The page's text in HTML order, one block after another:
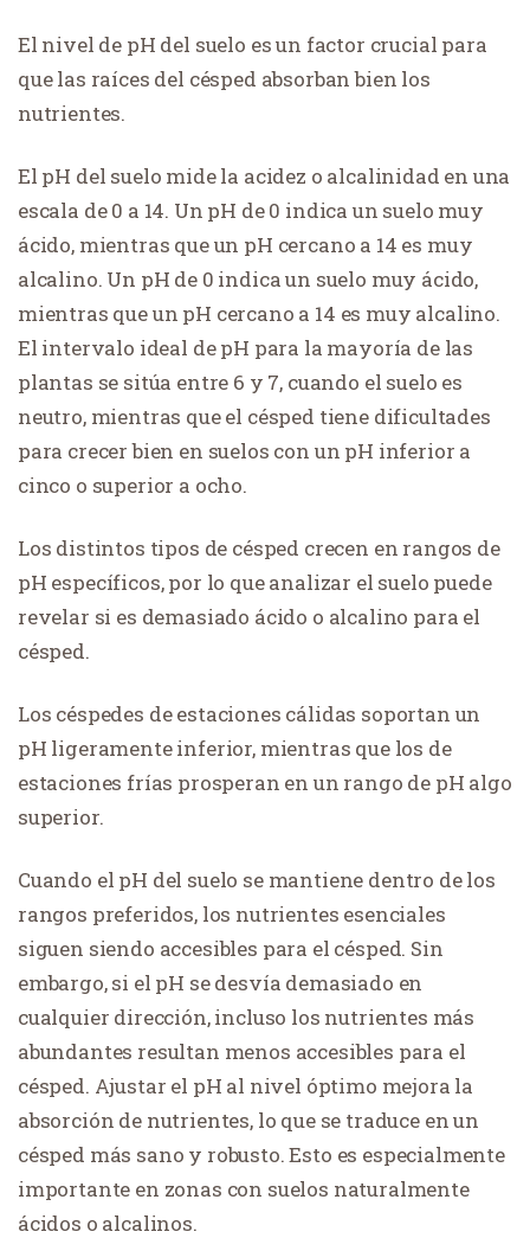
El nivel de pH del suelo es un factor crucial para
que las raíces del césped absorban bien los
nutrientes.
El pH del suelo mide la acidez o alcalinidad en una
escala de 0 a 14. Un pH de 0 indica un suelo muy
ácido, mientras que un pH cercano a 14 es muy
alcalino. Un pH de 0 indica un suelo muy ácido,
mientras que un pH cercano a 14 es muy alcalino.
El intervalo ideal de pH para la mayoría de las
plantas se sitúa entre 6 y 7, cuando el suelo es
neutro, mientras que el césped tiene dificultades
para crecer bien en suelos con un pH inferior a
cinco o superior a ocho.
Los distintos tipos de césped crecen en rangos de
pH específicos, por lo que analizar el suelo puede
revelar si es demasiado ácido o alcalino para el
césped.
Los céspedes de estaciones cálidas soportan un
pH ligeramente inferior, mientras que los de
estaciones frías prosperan en un rango de pH algo
superior.
Cuando el pH del suelo se mantiene dentro de los
rangos preferidos, los nutrientes esenciales
siguen siendo accesibles para el césped. Sin
embargo, si el pH se desvía demasiado en
cualquier dirección, incluso los nutrientes más
abundantes resultan menos accesibles para el
césped. Ajustar el pH al nivel óptimo mejora la
absorción de nutrientes, lo que se traduce en un
césped más sano y robusto. Esto es especialmente
importante en zonas con suelos naturalmente
ácidos o alcalinos.